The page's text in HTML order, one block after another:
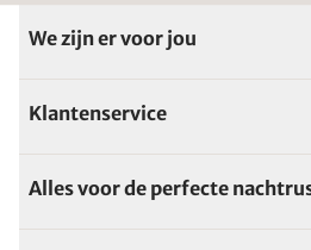
We zijn er voor jou
Klantenservice
Alles voor de perfecte